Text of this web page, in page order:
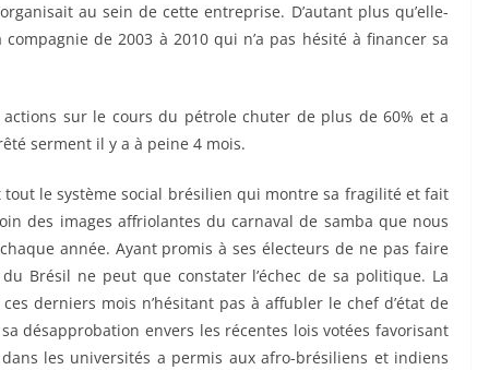
au sein de cette entreprise. D’autant plus qu’elle-
de 2003 à 2010 qui n’a pas hésité à financer sa
actions sur le cours du pétrole chuter de plus de 60% et a
serment il y a à peine 4 mois.
le système social brésilien qui montre sa fragilité et fait
des images affriolantes du carnaval de samba que nous
année. Ayant promis à ses électeurs de ne pas faire
Brésil ne peut que constater l’échec de sa politique. La
derniers mois n’hésitant pas à affubler le chef d’état de
désapprobation envers les récentes lois votées favorisant
les universités a permis aux afro-brésiliens et indiens